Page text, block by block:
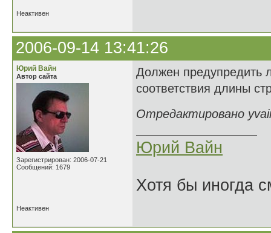
Неактивен
2006-09-14 13:41:26
Юрий Вайн
Автор сайта
Зарегистрирован: 2006-07-21
Сообщений: 1679
Должен предупредить
соответствия длины
Отредактировано
Юрий Вайн
Хотя бы иногда
Неактивен